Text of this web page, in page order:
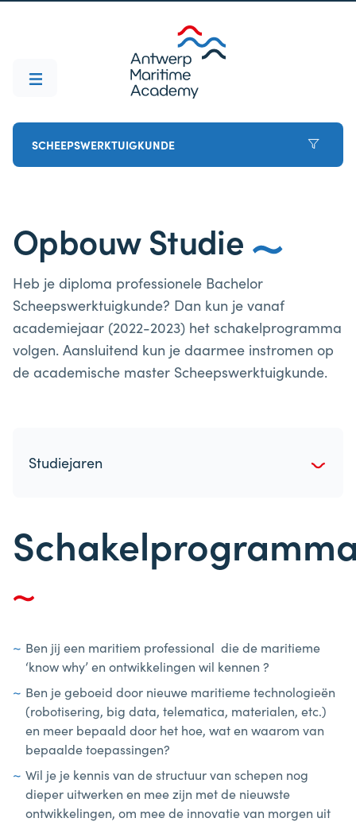
SCHEEPSWERKTUIGKUNDE
Opbouw Studie
Heb je diploma professionele Bachelor
Scheepswerktuigkunde? Dan kun je vanaf
academiejaar (2022-2023) het schakelprogramma
volgen. Aansluitend kun je daarmee instromen op
de academische master Scheepswerktuigkunde.
Studiejaren
Ben jij een maritiem professional die de maritieme
‘know why’ en ontwikkelingen wil kennen ?
Ben je geboeid door nieuwe maritieme technologieën
(robotisering, big data, telematica, materialen, etc.)
en meer bepaald door het hoe, wat en waarom van
bepaalde toepassingen?
Wil je je kennis van de structuur van schepen nog
dieper uitwerken en mee zijn met de nieuwste
ontwikkelingen, om mee de innovatie van morgen uit